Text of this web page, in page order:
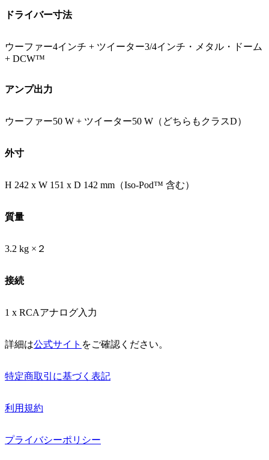
ドライバー寸法
ウーファー4インチ + ツイーター3/4インチ・メタル・ドーム
+ DCW™
アンプ出力
ウーファー50 W + ツイーター50 W（どちらもクラスD）
外寸
H 242 x W 151 x D 142 mm（Iso-Pod™ 含む）
質量
3.2 kg ×２
接続
1 x RCAアナログ入力
詳細は公式サイト をご確認ください。
特定商取引に基づく表記
利用規約
プライバシーポリシー